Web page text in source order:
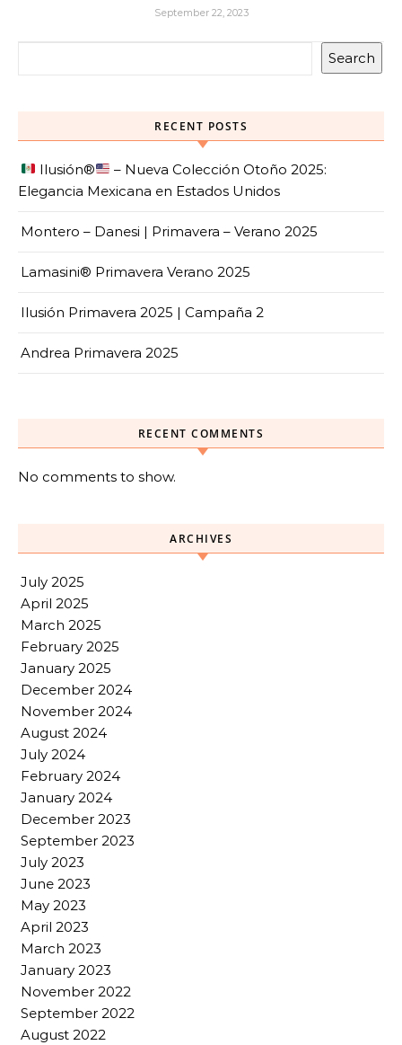
September 22, 2023
Search
RECENT POSTS
Ilusión®️
– Nueva Colección Otoño 2025:
Elegancia Mexicana en Estados Unidos
Montero – Danesi | Primavera – Verano 2025
Lamasini® Primavera Verano 2025
Ilusión Primavera 2025 | Campaña 2
Andrea Primavera 2025
RECENT COMMENTS
No comments to show.
ARCHIVES
July 2025
April 2025
March 2025
February 2025
January 2025
December 2024
November 2024
August 2024
July 2024
February 2024
January 2024
December 2023
September 2023
July 2023
June 2023
May 2023
April 2023
March 2023
January 2023
November 2022
September 2022
August 2022